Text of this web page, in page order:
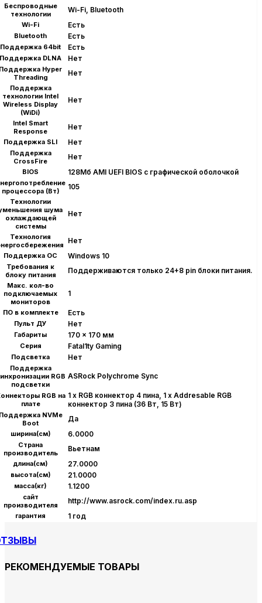
Беспроводные
технологии
Wi-Fi, Bluetooth
Wi-Fi Есть
Bluetooth Есть
Поддержка 64bit Есть
Поддержка DLNA Нет
Hyper
Threading
Нет
Поддержка
технологии Intel
Wireless Display
(WiDi)
Нет
Intel Smart
Response
Нет
Поддержка SLI Нет
Поддержка
CrossFire
Нет
BIOS 128Мб AMI UEFI BIOS с графической оболочкой
процессора (Вт)
105
Технологии
шума
охлаждающей
системы
Нет
Технология
Нет
Поддержка ОС Windows 10
Требования к
блоку питания
Поддерживаются только 24+8 pin блоки питания.
Макс. кол-во
подключаемых
мониторов
1
ПО в комплекте Есть
Пульт ДУ Нет
Габариты 170 x 170 мм
Серия Fatal1ty Gaming
Подсветка Нет
Поддержка
RGB
подсветки
ASRock Polychrome Sync
RGB на
плате
1 x RGB коннектор 4 пина, 1 x Addresable RGB
коннектор 3 пина (36 Вт, 15 Вт)
NVMe
Boot
Да
ширина(см) 6.0000
Страна
производитель
Вьетнам
длина(см) 27.0000
высота(см) 21.0000
масса(кг) 1.1200
сайт
производителя
http://www.asrock.com/index.ru.asp
гарантия 1 год
РЕКОМЕНДУЕМЫЕ ТОВАРЫ